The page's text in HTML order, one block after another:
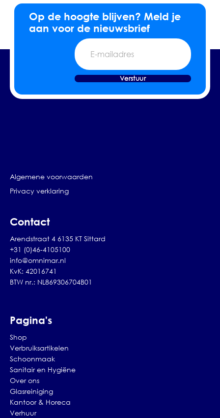
Op de hoogte blijven? Meld je
aan voor de nieuwsbrief
E-
mailadres
Verstuur
Algemene voorwaarden
Privacy verklaring
Contact
Arendstraat 4 6135 KT Sittard
+31 (0)46-4105100
info@omnimar.nl
KvK: 42016741
BTW nr.: NL869306704B01
Pagina's
Shop
Verbruiksartikelen
Schoonmaak
Sanitair en Hygiëne
Over ons
Glasreiniging
Kantoor & Horeca
Verhuur